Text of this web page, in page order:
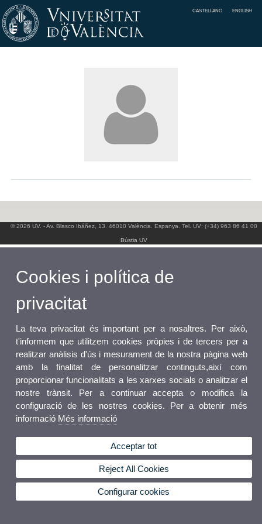
CASTELLANO ENGLISH
© 2026 UV. - Av. Blasco Ibáñez, 13. 46010 València. Espanya. Tel. UV: (+34) 963 86 41 00
Bústia UV
Cookies i política de
privacitat
La teva privacitat és important per a nosaltres. Per això,
t'informem que utilitzem cookies pròpies i de tercers per a
realitzar anàlisis d'ús i mesurament de la nostra pàgina web
amb la finalitat de personalitzar continguts,així com
proporcionar funcionalitats a les xarxes socials o analitzar el
nostre trànsit. Per a continuar accepta o modifica la
configuració de les nostres cookies. Per a obtenir més
informació Més informació
Acceptar tot
Reject All Cookies
Configurar cookies